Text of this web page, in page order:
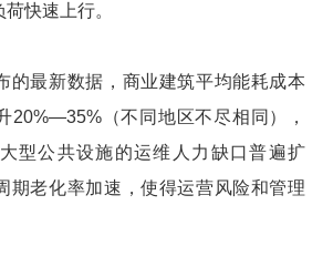
快速上行。
的最新数据，商业建筑平均能耗成本
20%—35%（不同地区不尽相同），
型公共设施的运维人力缺口普遍扩
期老化率加速，使得运营风险和管理